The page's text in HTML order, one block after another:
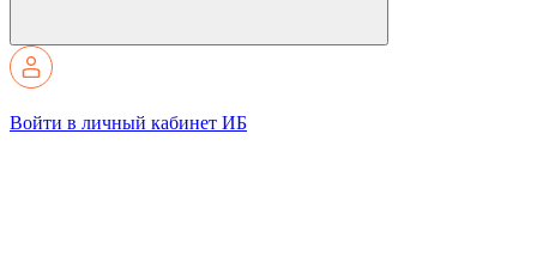
Войти в личный кабинет ИБ